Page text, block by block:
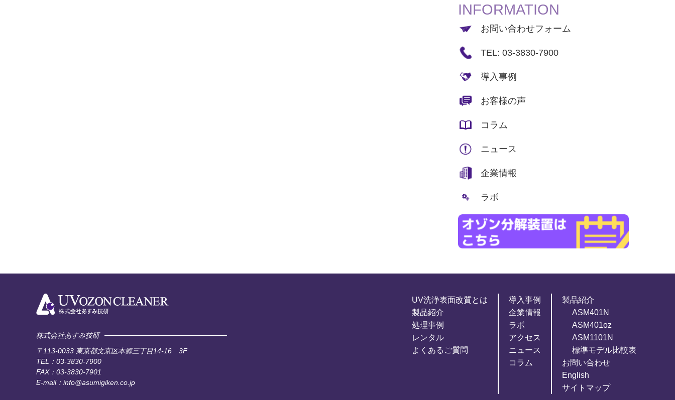
INFORMATION
お問い合わせフォーム
TEL: 03-3830-7900
導入事例
お客様の声
コラム
ニュース
企業情報
ラボ
株式会社あすみ技研
〒113-0033 東京都文京区本郷三丁目14-16 3F
TEL：03-3830-7900
FAX：03-3830-7901
E-mail：info@asumigiken.co.jp
UV洗浄表面改質とは
製品紹介
処理事例
レンタル
よくあるご質問
導入事例
企業情報
ラボ
アクセス
ニュース
コラム
製品紹介
ASM401N
ASM401oz
ASM1101N
標準モデル比較表
お問い合わせ
English
サイトマップ